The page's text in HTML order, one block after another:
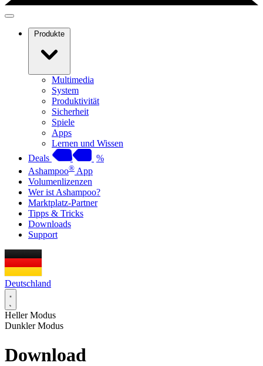
Produkte
Multimedia
System
Produktivität
Sicherheit
Spiele
Apps
Lernen und Wissen
Deals
%
Ashampoo® App
Volumenlizenzen
Wer ist Ashampoo?
Marktplatz-Partner
Tipps & Tricks
Downloads
Support
Deutschland
Heller Modus
Dunkler Modus
Download